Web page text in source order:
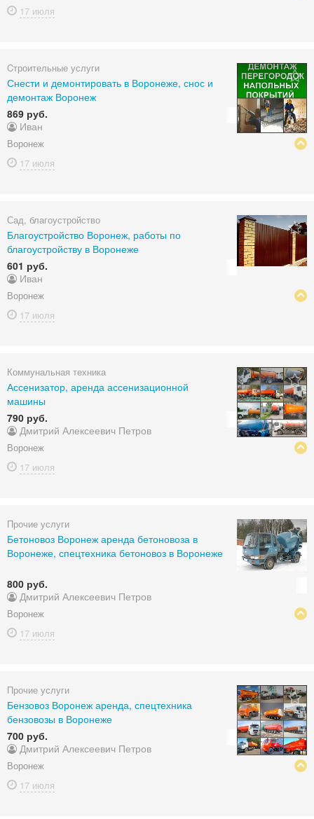
17 июля
Cтроительные услуги
Снести и демонтировать в Воронеже, снос и
демонтаж Воронеж
869 руб.
Иван
Воронеж
17 июля
Сад, благоустройство
Благоустройство Воронеж, работы по
благоустройству в Воронеже
601 руб.
Иван
Воронеж
17 июля
Коммунальная техника
Ассенизатор, аренда ассенизационной
машины
790 руб.
Дмитрий Алексеевич Петров
Воронеж
17 июля
Прочие услуги
Бетоновоз Воронеж аренда бетоновоза в
Воронеже, спецтехника бетоновоз в Воронеже
800 руб.
Дмитрий Алексеевич Петров
Воронеж
17 июля
Прочие услуги
Бензовоз Воронеж аренда, спецтехника
бензовозы в Воронеже
700 руб.
Дмитрий Алексеевич Петров
Воронеж
17 июля